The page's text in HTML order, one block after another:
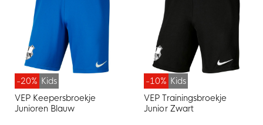
-20% Kids
VEP Keepersbroekje
Junioren Blauw
-10% Kids
VEP Trainingsbroekje
Junior Zwart